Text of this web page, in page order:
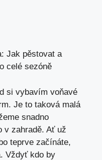
Jak pěstovat a
celé sezóně
si vybavím voňavé
Je to taková malá
snadno
v zahradě. Ať už
teprve začínáte,
Vždyť kdo by